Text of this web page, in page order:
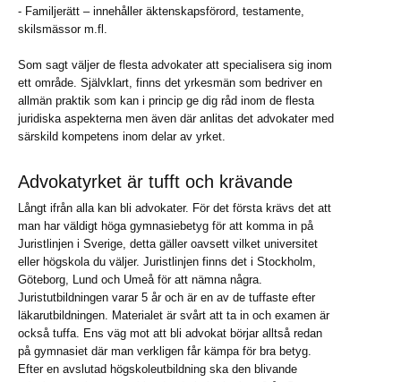
- Familjerätt – innehåller äktenskapsförord, testamente,
skilsmässor m.fl.
Som sagt väljer de flesta advokater att specialisera sig inom
ett område. Självklart, finns det yrkesmän som bedriver en
allmän praktik som kan i princip ge dig råd inom de flesta
juridiska aspekterna men även där anlitas det advokater med
särskild kompetens inom delar av yrket.
Advokatyrket är tufft och krävande
Långt ifrån alla kan bli advokater. För det första krävs det att
man har väldigt höga gymnasiebetyg för att komma in på
Juristlinjen i Sverige, detta gäller oavsett vilket universitet
eller högskola du väljer. Juristlinjen finns det i Stockholm,
Göteborg, Lund och Umeå för att nämna några.
Juristutbildningen varar 5 år och är en av de tuffaste efter
läkarutbildningen. Materialet är svårt att ta in och examen är
också tuffa. Ens väg mot att bli advokat börjar alltså redan
på gymnasiet där man verkligen får kämpa för bra betyg.
Efter en avslutad högskoleutbildning ska den blivande